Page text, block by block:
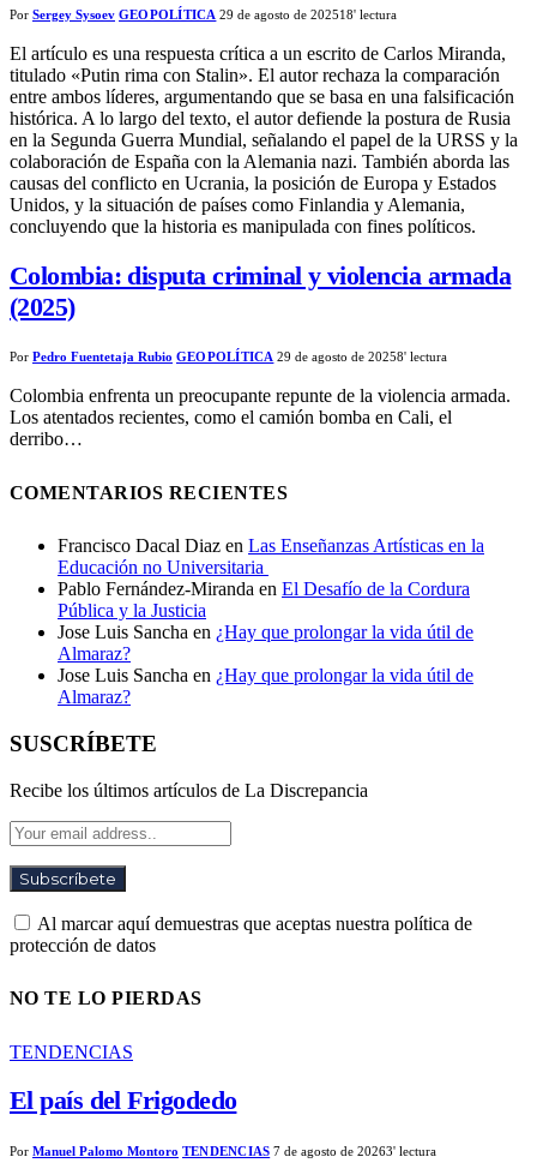
Por Sergey Sysoev GEOPOLÍTICA 29 de agosto de 202518' lectura
El artículo es una respuesta crítica a un escrito de Carlos Miranda,
titulado «Putin rima con Stalin». El autor rechaza la comparación
entre ambos líderes, argumentando que se basa en una falsificación
histórica. A lo largo del texto, el autor defiende la postura de Rusia
en la Segunda Guerra Mundial, señalando el papel de la URSS y la
colaboración de España con la Alemania nazi. También aborda las
causas del conflicto en Ucrania, la posición de Europa y Estados
Unidos, y la situación de países como Finlandia y Alemania,
concluyendo que la historia es manipulada con fines políticos.
Colombia: disputa criminal y violencia armada
(2025)
Por Pedro Fuentetaja Rubio GEOPOLÍTICA 29 de agosto de 20258' lectura
Colombia enfrenta un preocupante repunte de la violencia armada.
Los atentados recientes, como el camión bomba en Cali, el
derribo…
COMENTARIOS RECIENTES
Francisco Dacal Diaz en Las Enseñanzas Artísticas en la
Educación no Universitaria​
Pablo Fernández-Miranda en El Desafío de la Cordura
Pública y la Justicia
Jose Luis Sancha en ¿Hay que prolongar la vida útil de
Almaraz?
Jose Luis Sancha en ¿Hay que prolongar la vida útil de
Almaraz?
SUSCRÍBETE
Recibe los últimos artículos de La Discrepancia
Al marcar aquí demuestras que aceptas nuestra política de
protección de datos
NO TE LO PIERDAS
TENDENCIAS
El país del Frigodedo
Por Manuel Palomo Montoro TENDENCIAS 7 de agosto de 20263' lectura